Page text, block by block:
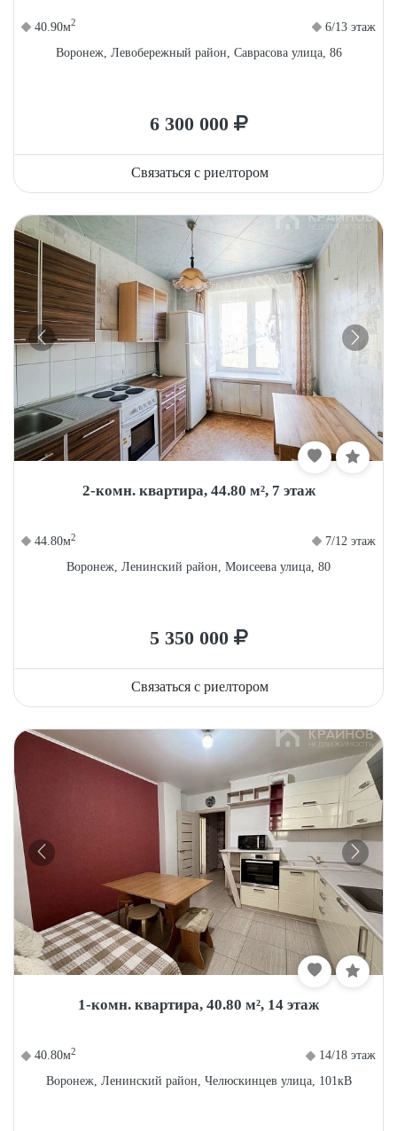
40.90м2
6/13 этаж
Воронеж, Левобережный район, Саврасова улица, 86
6 300 000
Связаться с риелтором
2-комн. квартира, 44.80 м², 7 этаж
44.80м2
7/12 этаж
Воронеж, Ленинский район, Моисеева улица, 80
5 350 000
Связаться с риелтором
1-комн. квартира, 40.80 м², 14 этаж
40.80м2
14/18 этаж
Воронеж, Ленинский район, Челюскинцев улица, 101кВ